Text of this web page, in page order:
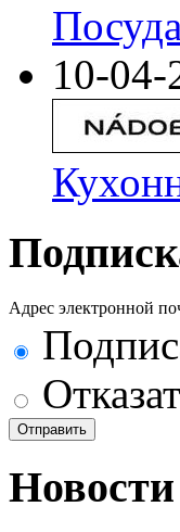
10-04-
Адрес электронной
Новости